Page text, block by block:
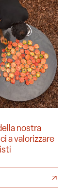
nostra
a valorizzare